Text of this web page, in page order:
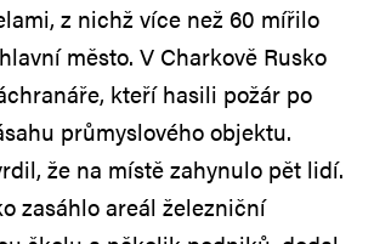
z nichž více než 60 mířilo
město. V Charkově Rusko
kteří hasili požár po
průmyslového objektu.
že na místě zahynulo pět lidí.
zasáhlo areál železniční